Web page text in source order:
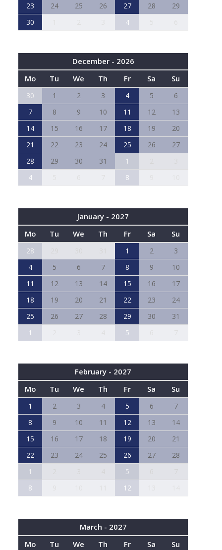
23
24 25 26 27 28
29
30
4
December - 2026
Mo
Tu We Th Fr Sa Su
30 1 2 3 4 5
6
7
8 9 10 11 12
13
14
15 16 17 18 19
20
21
22 23 24 25 26
27
28
29 30 31 1
4
8
January - 2027
Mo
Tu We Th Fr Sa Su
28 1 2
3
4
5 6 7 8 9
10
11
12 13 14 15 16
17
18
19 20 21 22 23
24
25
26 27 28 29 30
31
1
5
February - 2027
Mo
Tu We Th Fr Sa Su
1 2 3 4 5 6
7
8
9 10 11 12 13
14
15
16 17 18 19 20
21
22
23 24 25 26 27
28
1
5
8
12
March - 2027
Mo
Tu We Th Fr Sa Su